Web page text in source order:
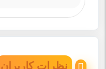
نظرات کاربران